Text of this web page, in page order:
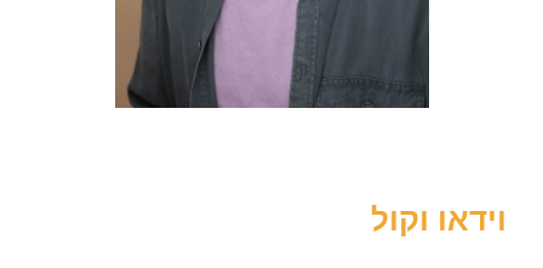
פרס השחקן המבטיח עתיד התיאטרון 2012,
זוכה קרן שרת, מלגה עש אהוד מנור, קרן שוש אביגל, קרן שוסהיים, פרס
וידאו וקול